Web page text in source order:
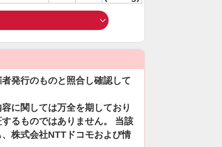
発行のものと照合し確認して
に関しては万全を期しており
るものではありません。 当該
株式会社NTTドコモおよび情